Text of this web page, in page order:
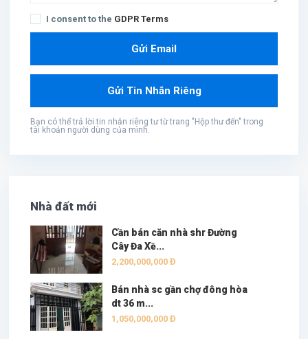
I consent to the GDPR Terms
Bạn có thể trả lời tin nhắn riêng tư từ trang "Hộp thư đến" trong
tài khoản người dùng của mình.
Nhà đất mới
Cần bán căn nhà shr Đường
Cây Đa Xề...
2,200,000,000 Đ
Bán nhà sc gần chợ đông hòa
dt 36 m...
1,050,000,000 Đ